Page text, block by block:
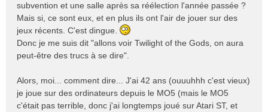
subvention et une salle après sa réélection l'année passée ?
Mais si, ce sont eux, et en plus ils ont l'air de jouer sur des
jeux récents. C'est dingue.
Donc je me suis dit "allons voir Twilight of the Gods, on aura
peut-être des trucs à se dire".
Alors, moi... comment dire... J'ai 42 ans (ouuuhhh c'est vieux)
je joue sur des ordinateurs depuis le MO5 (mais le MO5
c'était pas terrible, donc j'ai longtemps joué sur Atari ST, et